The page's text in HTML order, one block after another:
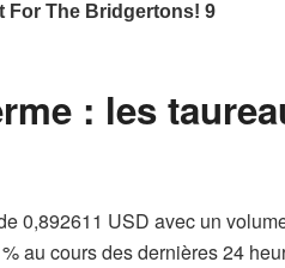
: les
0,892611 USD avec un
au cours des dernières 24